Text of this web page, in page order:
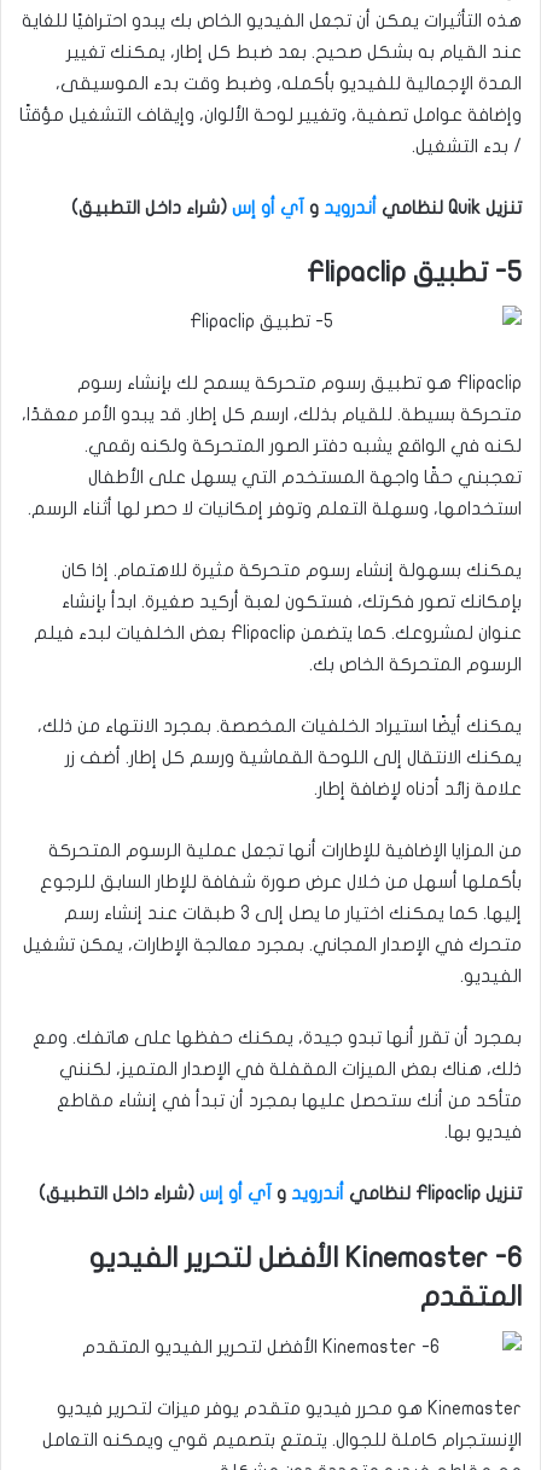
هذه التأثيرات يمكن أن تجعل الفيديو الخاص بك يبدو احترافيًا للغاية
عند القيام به بشكل صحيح. بعد ضبط كل إطار، يمكنك تغيير
المدة الإجمالية للفيديو بأكمله، وضبط وقت بدء الموسيقى،
وإضافة عوامل تصفية، وتغيير لوحة الألوان، وإيقاف التشغيل مؤقتًا
/ بدء التشغيل.
تنزيل Quik لنظامي أندرويد و آي أو إس (شراء داخل التطبيق)
5- تطبيق Flipaclip
Flipaclip هو تطبيق رسوم متحركة يسمح لك بإنشاء رسوم
متحركة بسيطة. للقيام بذلك، ارسم كل إطار. قد يبدو الأمر معقدًا،
لكنه في الواقع يشبه دفتر الصور المتحركة ولكنه رقمي.
تعجبني حقًا واجهة المستخدم التي يسهل على الأطفال
استخدامها، وسهلة التعلم وتوفر إمكانيات لا حصر لها أثناء الرسم.
يمكنك بسهولة إنشاء رسوم متحركة مثيرة للاهتمام. إذا كان
بإمكانك تصور فكرتك، فستكون لعبة أركيد صغيرة. ابدأ بإنشاء
عنوان لمشروعك. كما يتضمن Flipaclip بعض الخلفيات لبدء فيلم
الرسوم المتحركة الخاص بك.
يمكنك أيضًا استيراد الخلفيات المخصصة. بمجرد الانتهاء من ذلك،
يمكنك الانتقال إلى اللوحة القماشية ورسم كل إطار. أضف زر
علامة زائد أدناه لإضافة إطار.
من المزايا الإضافية للإطارات أنها تجعل عملية الرسوم المتحركة
بأكملها أسهل من خلال عرض صورة شفافة للإطار السابق للرجوع
إليها. كما يمكنك اختيار ما يصل إلى 3 طبقات عند إنشاء رسم
متحرك في الإصدار المجاني. بمجرد معالجة الإطارات، يمكن تشغيل
الفيديو.
بمجرد أن تقرر أنها تبدو جيدة، يمكنك حفظها على هاتفك. ومع
ذلك، هناك بعض الميزات المقفلة في الإصدار المتميز، لكنني
متأكد من أنك ستحصل عليها بمجرد أن تبدأ في إنشاء مقاطع
فيديو بها.
تنزيل Flipaclip لنظامي أندرويد و آي أو إس (شراء داخل التطبيق)
6- Kinemaster الأفضل لتحرير الفيديو
المتقدم
Kinemaster هو محرر فيديو متقدم يوفر ميزات لتحرير فيديو
الإنستجرام كاملة للجوال. يتمتع بتصميم قوي ويمكنه التعامل